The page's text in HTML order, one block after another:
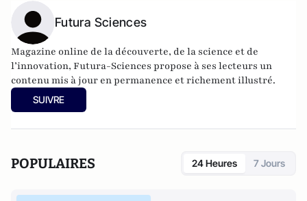
Futura Sciences
Magazine online de la découverte, de la science et de
l’innovation, Futura-Sciences propose à ses lecteurs un
contenu mis à jour en permanence et richement illustré.
SUIVRE
POPULAIRES 24 Heures 7 Jours